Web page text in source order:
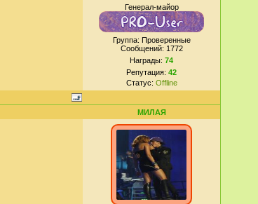
Генерал-майор
Группа: Проверенные
Сообщений: 1772
Награды: 74
Репутация: 42
Статус: Offline
МИЛАЯ